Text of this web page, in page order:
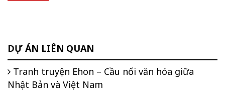
DỰ ÁN LIÊN QUAN
Tranh truyện Ehon – Cầu nối văn hóa giữa
Nhật Bản và Việt Nam